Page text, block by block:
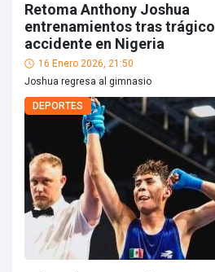
Retoma Anthony Joshua
entrenamientos tras trágico
accidente en Nigeria
16 Enero 2026, 21:50
Joshua regresa al gimnasio
DEPORTES